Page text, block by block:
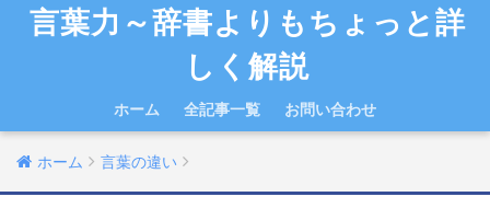
言葉力～辞書よりもちょっと詳
しく解説
ホーム 全記事一覧 お問い合わせ
ホーム 言葉の違い